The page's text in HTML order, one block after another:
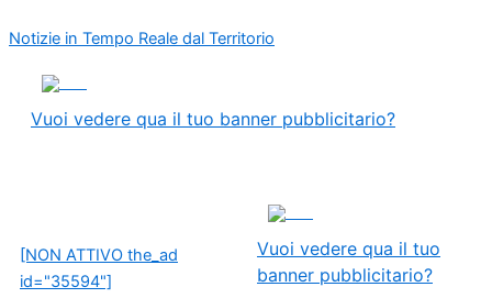
al
Notizie in Tempo Reale dal Territorio
Vuoi vedere qua il tuo banner pubblicitario?
[NON ATTIVO the_ad
id="35594"]
Vuoi vedere qua il tuo
banner pubblicitario?
articoli